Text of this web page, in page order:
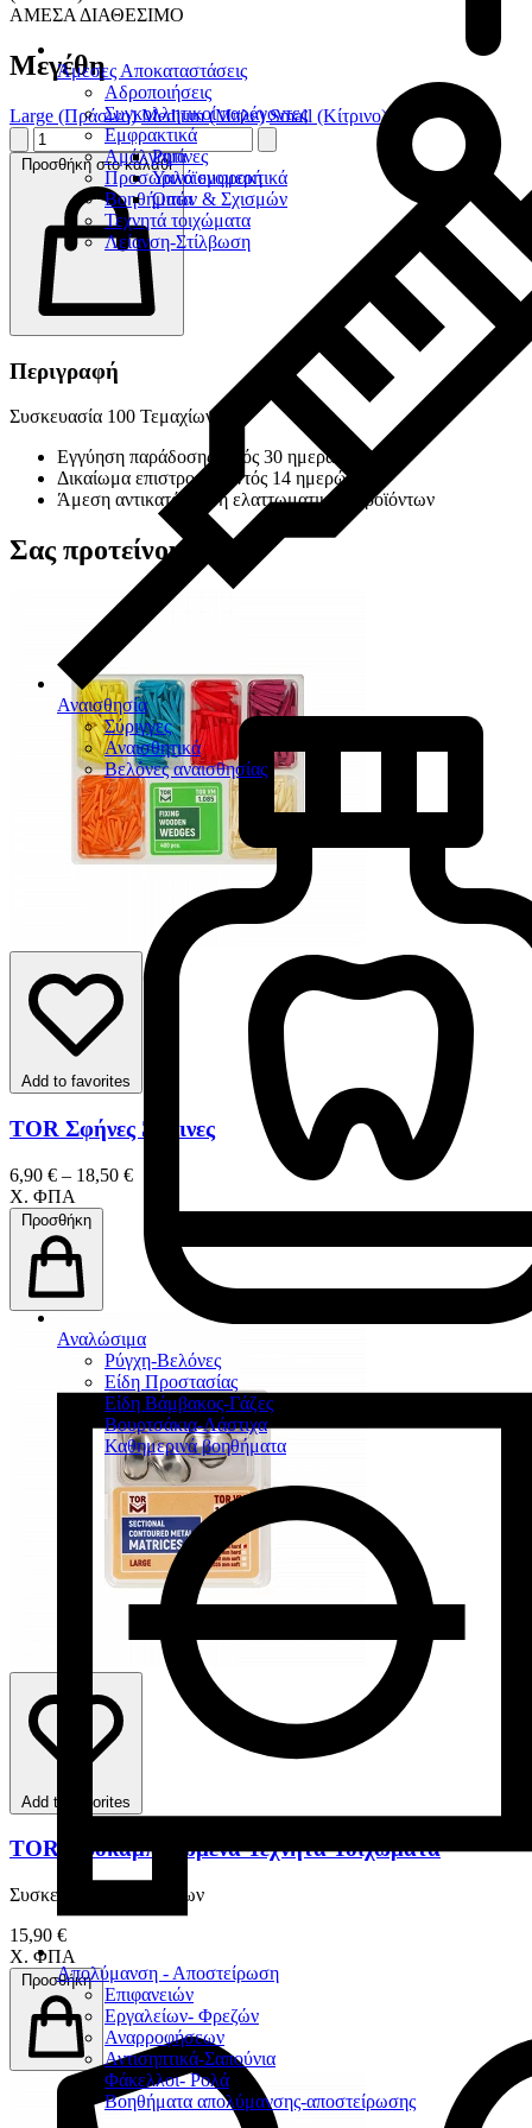
Άμεσες Αποκαταστάσεις
Αδροποιήσεις
Συγκολλητικοί παράγοντες
Εμφρακτικά
Ρητίνες
Υαλοϊονομερή
Οπών & Σχισμών
Αμάλγαμα
Προσωρινά εμφρακτικά
Βοηθήματα
Τεχνητά τοιχώματα
Λείανση-Στίλβωση
Αναισθησία
Σύριγγες
Αναισθητικά
Βελόνες αναισθησίας
Αναλώσιμα
Ρύγχη-Βελόνες
Είδη Προστασίας
Είδη Βάμβακος-Γάζες
Βουρτσάκια-Λάστιχα
Καθημερινά βοηθήματα
Απολύμανση - Αποστείρωση
Επιφανειών
Εργαλείων- Φρεζών
Αναρροφήσεων
Αντισηπτικά-Σαπούνια
Φάκελλοι- Ρολά
Βοηθήματα απολύμανσης-αποστείρωσης
ΑΜΕΣΑ ΔΙΑΘΕΣΙΜΟ
Μεγέθη
Large (Πράσινο) Medium (Μπλε) Small (Κίτρινο)
Προσθήκη στο καλάθι
Περιγραφή
Συσκευασία 100 Τεμαχίων
Εγγύηση παράδοσης εντός 30 ημερών
Δικαίωμα επιστροφής εντός 14 ημερών
Άμεση αντικατάσταση ελαττωματικών προϊόντων
Σας προτείνουμε
Add to favorites
TOR Σφήνες Ξύλινες
6,90 € – 18,50 €
Χ. ΦΠΑ
Προσθήκη
Add to favorites
TOR Προκαμπυλωμένα Τεχνητά Τοιχώματα
Συσκευασία 50 Τεμαχίων
15,90 €
Χ. ΦΠΑ
Προσθήκη